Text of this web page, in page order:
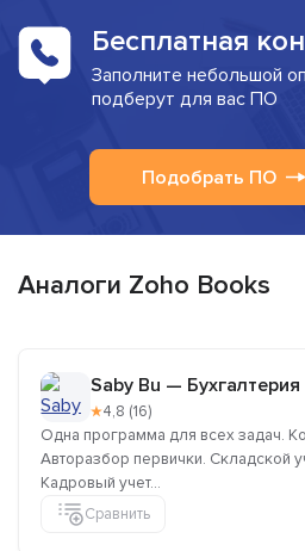
Бесплатная
Заполните небольшой
подберут для вас ПО
Подобрать ПО
Аналоги Zoho Books
Saby Bu — Бухгалтерия
★4,8 (16)
Одна программа для всех задач.
Авторазбор первички. Складской
Кадровый учет...
Сравнить